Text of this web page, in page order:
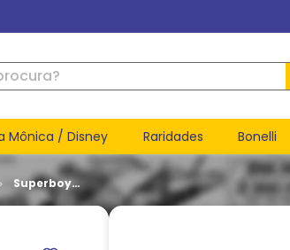
Mônica / Disney Raridades Bonelli
Superboy -
Volume 1 #